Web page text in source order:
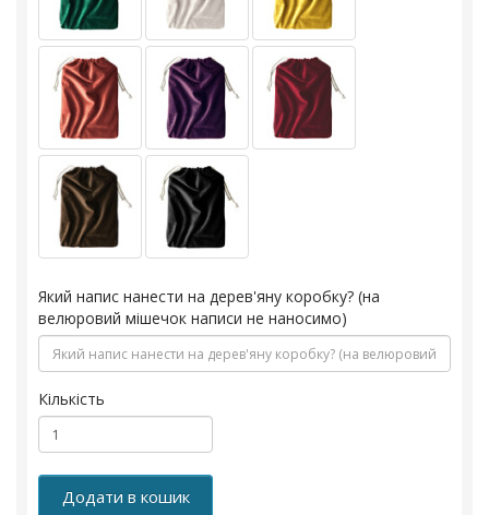
Який напис нанести на дерев'яну коробку? (на
велюровий мішечок написи не наносимо)
Кількість
Додати в кошик